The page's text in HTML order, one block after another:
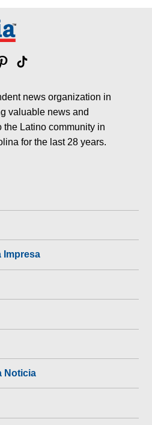
Tik
news organization in
valuable news and
Latino community in
for the last 28 years.
Impresa
Noticia